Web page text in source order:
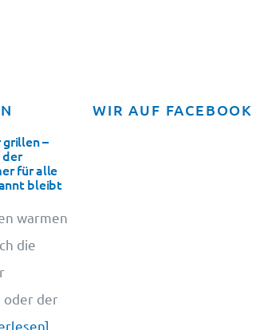
grillen –
für alle
bleibt
warmen
die
oder der
WIR AUF FACEBOOK